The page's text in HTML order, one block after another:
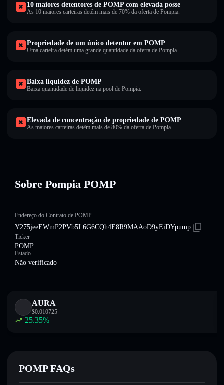
10 maiores detentores de POMP com elevada posse
As 10 maiores carteiras detêm mais de 70% da oferta de Pompia.
Propriedade de um único detentor em POMP
Uma carteira detém uma grande quantidade da oferta de Pompia.
Baixa liquidez de POMP
Baixa quantidade de liquidez na pool de Pompia.
Elevada de concentração de propriedade de POMP
As maiores carteiras detêm mais de 80% da oferta de Pompia.
Sobre Pompia POMP
Endereço do Contrato de POMP
Y275jeeEWmP2PVb5L6G6CQh4E8R9MAAoD9yEiDYpump
Ticker
POMP
Estado
Não verificado
AURA
$0.010725
25.35%
POMP FAQs